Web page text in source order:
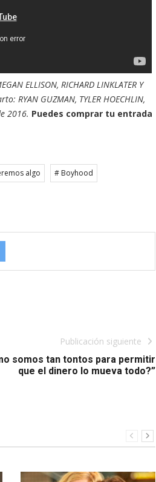
ELLISON, RICHARD LINKLATER Y
RYAN GUZMAN, TYLER HOECHLIN,
2016. Puedes comprar tu entrada
algo # Boyhood
Publicación siguiente
somos tan tontos para permitir
que el dinero lo mueva todo?”